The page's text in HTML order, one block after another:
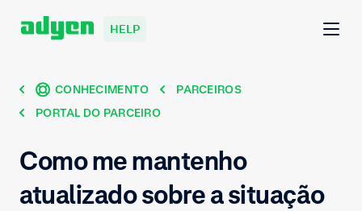
HELP
CONHECIMENTO
PARCEIROS
PORTAL DO PARCEIRO
Como me mantenho
atualizado sobre a situação